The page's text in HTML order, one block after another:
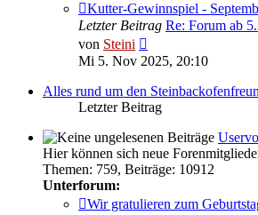
Kutter-Gewinnspiel -
Letzter Beitrag Re: Forum ab
von Steini
Beitrag
Mi 5. Nov 2025, 20:10
Alles rund um den
Letzter Beitrag
Hier können sich neue
Themen: 759, Beiträge: 10912
Unterforum:
Wir gratulieren zum